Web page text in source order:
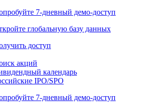
7-дневный демо-доступ
глобальную базу данных
доступ
акций
календарь
IPO/SPO
7-дневный демо-доступ